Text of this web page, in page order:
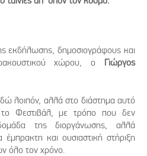
εκδήλωσης, δημοσιογράφους και
χώρου, ο Γιώργος
λοιπόν, αλλά στο διάστημα αυτό
Φεστιβάλ, με τρόπο που δεν
της διοργάνωσης, αλλά
έμπρακτη και ουσιαστική στήριξη
όλο τον χρόνο.